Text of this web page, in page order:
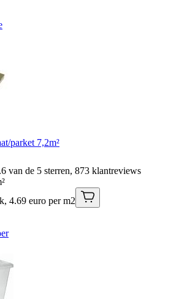
parket 7,2m²
van de 5 sterren, 873 klantreviews
4.69 euro per m2